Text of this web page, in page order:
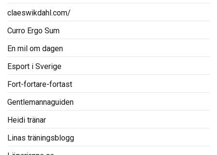
claeswikdahl.com/
Curro Ergo Sum
En mil om dagen
Esport i Sverige
Fort-fortare-fortast
Gentlemannaguiden
Heidi tränar
Linas träningsblogg